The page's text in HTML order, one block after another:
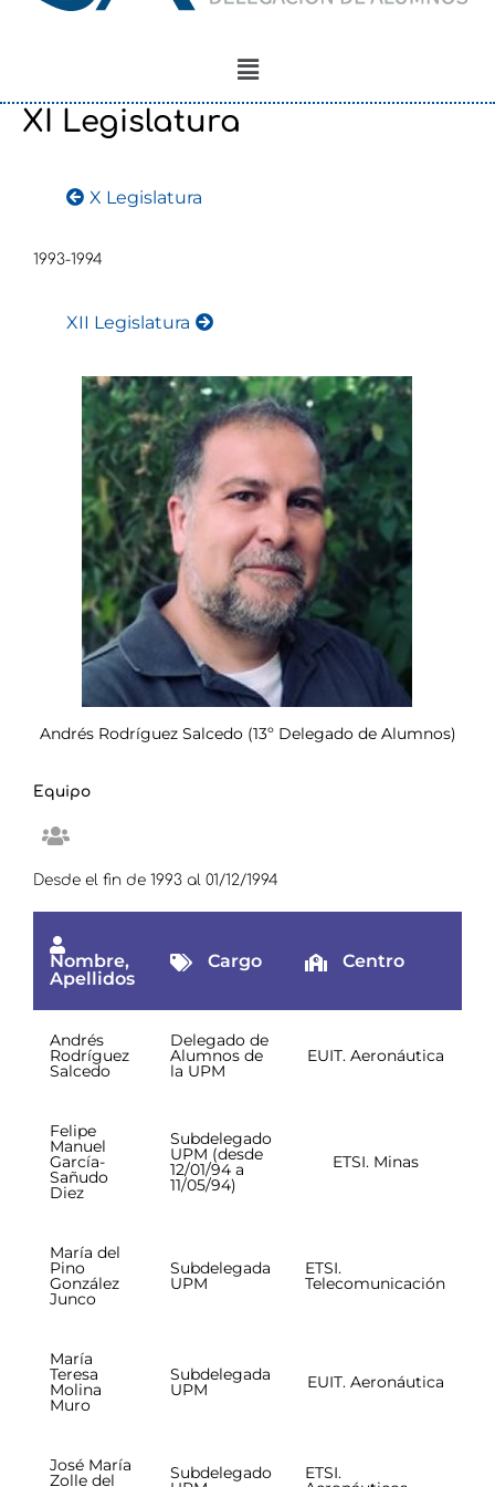
Menú
XI Legislatura
X Legislatura
1993-1994
XII Legislatura
Andrés Rodríguez Salcedo (13º Delegado de Alumnos)
Equipo
Desde el fin de 1993 al 01/12/1994
Nombre,
Apellidos
Cargo Centro
Andrés
Rodríguez
Salcedo
Delegado de
Alumnos de
la UPM
EUIT. Aeronáutica
Felipe
Manuel
García-
Sañudo
Diez
Subdelegado
UPM (desde
12/01/94 a
11/05/94)
ETSI. Minas
María del
Pino
González
Junco
Subdelegada
UPM
ETSI.
Telecomunicación
María
Teresa
Molina
Muro
Subdelegada
UPM EUIT. Aeronáutica
José María
Zolle del Subdelegado ETSI.